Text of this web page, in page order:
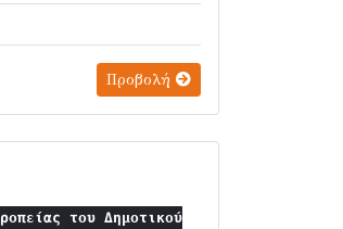
Προβολή
του Δημοτικού